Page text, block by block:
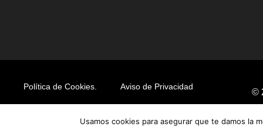
Política de Cookies. Aviso de Privacidad
©
Usamos cookies para asegurar que te damos la